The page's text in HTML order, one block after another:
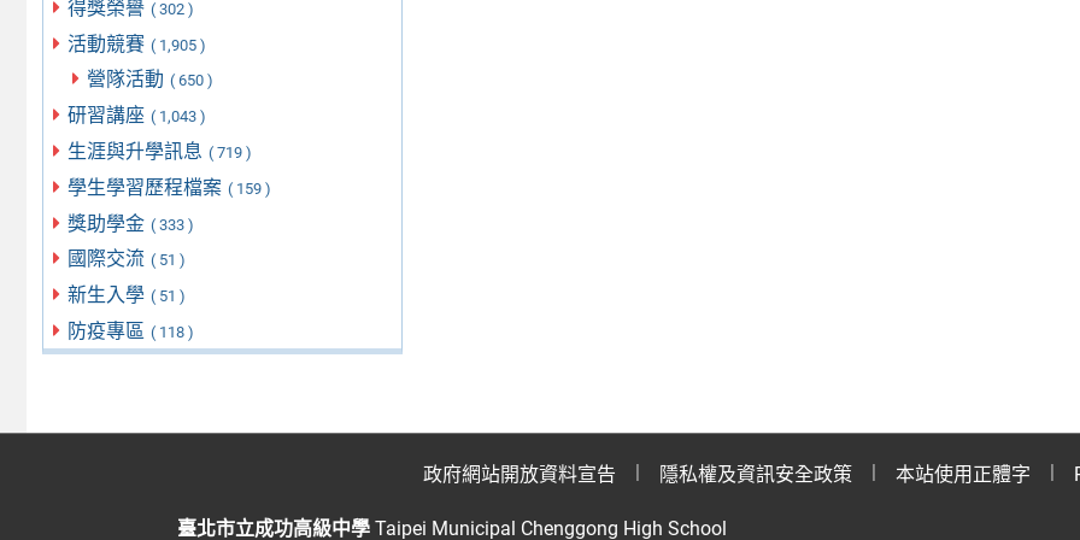
得獎榮譽 ( 302 )
活動競賽 ( 1,905 )
營隊活動 ( 650 )
研習講座 ( 1,043 )
生涯與升學訊息 ( 719 )
學生學習歷程檔案 ( 159 )
獎助學金 ( 333 )
國際交流 ( 51 )
新生入學 ( 51 )
防疫專區 ( 118 )
政府網站開放資料宣告 隱私權及資訊安全政策 本站使用正體字
臺北市立成功高級中學Taipei Municipal Chenggong High School